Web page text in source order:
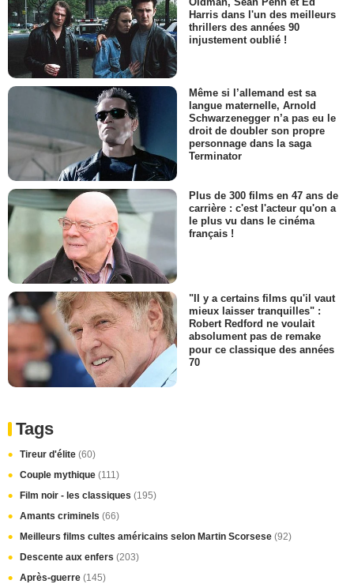
Harris dans l'un des meilleurs
thrillers des années 90
injustement oublié !
Même si l’allemand est sa
langue maternelle, Arnold
Schwarzenegger n’a pas eu le
droit de doubler son propre
personnage dans la saga
Terminator
Plus de 300 films en 47 ans de
carrière : c'est l'acteur qu'on a
le plus vu dans le cinéma
français !
"Il y a certains films qu'il vaut
mieux laisser tranquilles" :
Robert Redford ne voulait
absolument pas de remake
pour ce classique des années
70
Tags
Tireur d'élite (60)
Couple mythique (111)
Film noir - les classiques (195)
Amants criminels (66)
Meilleurs films cultes américains selon Martin Scorsese (92)
Descente aux enfers (203)
Après-guerre (145)